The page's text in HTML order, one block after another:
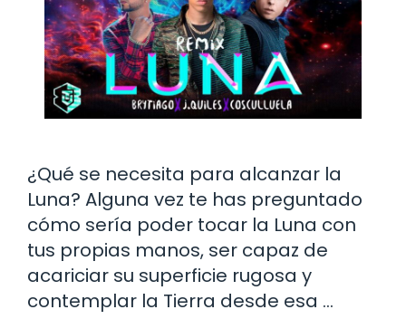
¿Qué se necesita para alcanzar la
Luna? Alguna vez te has preguntado
cómo sería poder tocar la Luna con
tus propias manos, ser capaz de
acariciar su superficie rugosa y
contemplar la Tierra desde esa …